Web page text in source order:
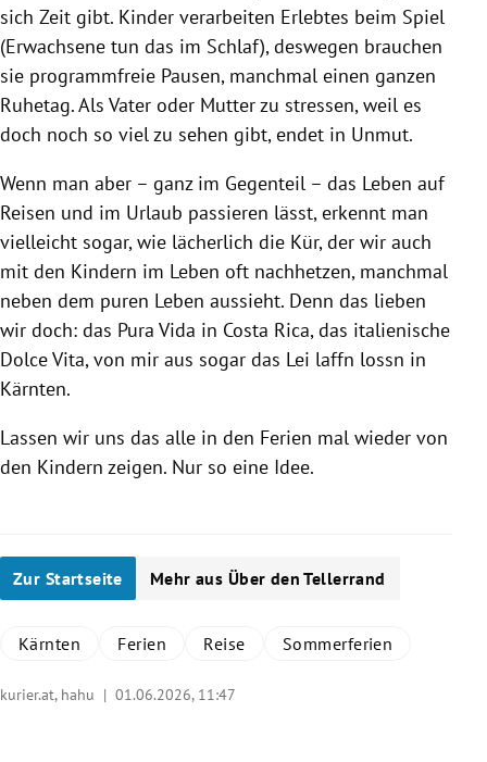
sich Zeit gibt. Kinder verarbeiten Erlebtes beim Spiel
(Erwachsene tun das im Schlaf), deswegen brauchen
sie programmfreie Pausen, manchmal einen ganzen
Ruhetag. Als Vater oder Mutter zu stressen, weil es
doch noch so viel zu sehen gibt, endet in Unmut.
Wenn man aber – ganz im Gegenteil – das Leben auf
Reisen und im Urlaub passieren lässt, erkennt man
vielleicht sogar, wie lächerlich die Kür, der wir auch
mit den Kindern im Leben oft nachhetzen, manchmal
neben dem puren Leben aussieht. Denn das lieben
wir doch: das Pura Vida in Costa Rica, das italienische
Dolce Vita, von mir aus sogar das Lei laffn lossn in
Kärnten.
Lassen wir uns das alle in den Ferien mal wieder von
den Kindern zeigen. Nur so eine Idee.
Zur Startseite Mehr aus Über den Tellerrand
Kärnten Ferien Reise Sommerferien
kurier.at, hahu | 01.06.2026, 11:47